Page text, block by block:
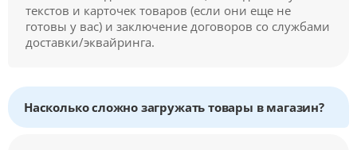
текстов и карточек товаров (если они еще не
готовы у вас) и заключение договоров со службами
доставки/эквайринга.
Насколько сложно загружать товары в магазин?